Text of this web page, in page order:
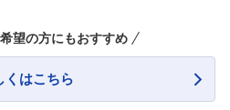
望の方にもおすすめ
くはこちら